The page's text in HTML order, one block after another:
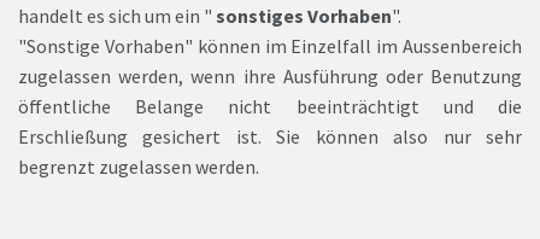
handelt es sich um ein " sonstiges Vorhaben".
"Sonstige Vorhaben" können im Einzelfall im Aussenbereich
zugelassen werden, wenn ihre Ausführung oder Benutzung
öffentliche Belange nicht beeinträchtigt und die
Erschließung gesichert ist. Sie können also nur sehr
begrenzt zugelassen werden.